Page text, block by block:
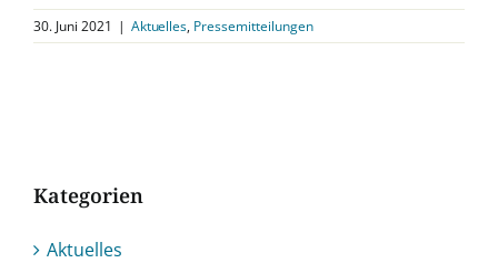
30. Juni 2021 | Aktuelles, Pressemitteilungen
Kategorien
Aktuelles